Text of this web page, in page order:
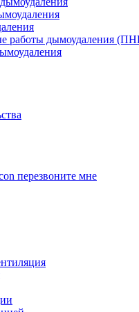
работы дымоудаления
перезвоните мне